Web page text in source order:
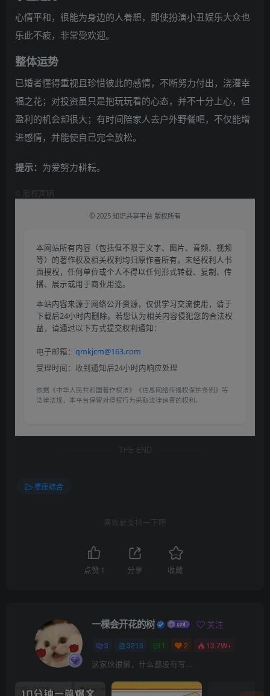
心情平和，很能为身边的人着想，即使扮演小丑娱乐大众也
乐此不疲，非常受欢迎。
整体运势
已婚者懂得重视且珍惜彼此的感情，不断努力付出，浇灌幸
福之花；对投资虽只是抱玩玩看的心态，并不十分上心，但
盈利的机会却很大；有时间陪家人去户外野餐吧，不仅能增
进感情，并能使自己完全放松。
提示： 为爱努力耕耘。
版权声明
© 2025 知识共享平台 版权所有
本网站所有内容（包括但不限于文字、图片、音频、视频
等）的著作权及相关权利均归原作者所有。未经权利人书
面授权，任何单位或个人不得以任何形式转载、复制、传
播、展示或用于商业用途。
本站内容来源于网络公开资源，仅供学习交流使用，请于
下载后24小时内删除。若您认为相关内容侵犯您的合法权
益，请通过以下方式提交权利通知：
电子邮箱： qmkjcm@163.com
受理时间：收到通知后24小时内响应处理
依据《中华人民共和国著作权法》《信息网络传播权保护条例》等
法律法规，本平台保留对侵权行为采取法律追责的权利。
THE END
星座综合
喜欢就支持一下吧
点赞 1 分享 收藏
一棵会开花的树 关注
3 3215 1 2 13.7W+
这家伙很懒，什么都没有写...